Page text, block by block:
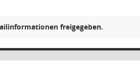
freigegeben.